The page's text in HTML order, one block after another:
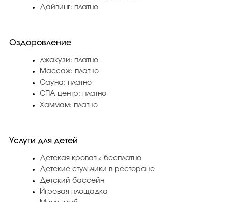
Дайвинг: платно
Оздоровление
джакузи: платно
Массаж: платно
Сауна: платно
СПА-центр: платно
Хаммам: платно
Услуги для детей
Детская кровать: бесплатно
Детские стульчики в ресторане
Детский бассейн
Игровая площадка